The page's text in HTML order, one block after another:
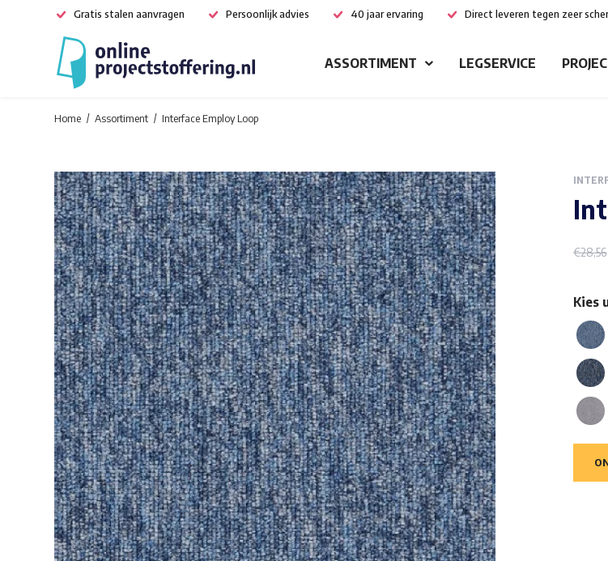
Gratis stalen aanvragen Persoonlijk advies 40 jaar ervaring Direct leveren tegen zeer
ASSORTIMENT LEGSERVICE
Home Assortiment Interface Employ Loop
€28,56
Kies